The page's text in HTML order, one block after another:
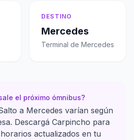
DESTINO
Mercedes
Terminal de Mercedes
el próximo ómnibus?
a Mercedes varían según
Descargá Carpincho para
actualizados en tu